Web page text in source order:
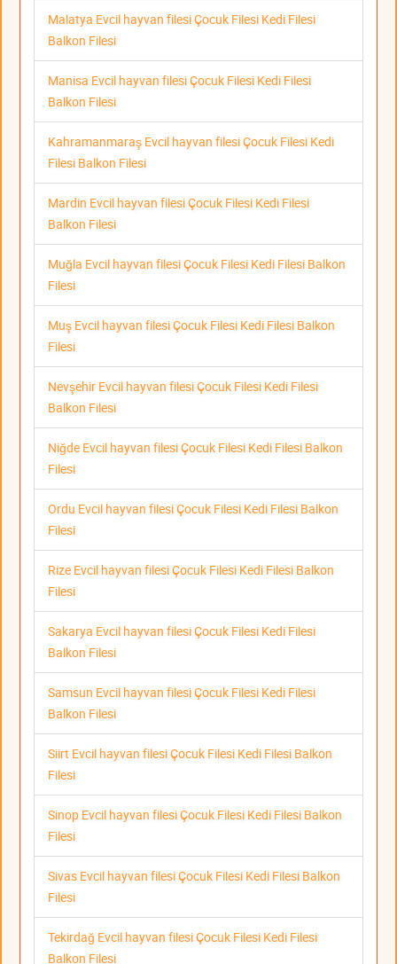
Malatya Evcil hayvan filesi Çocuk Filesi Kedi Filesi
Balkon Filesi
Manisa Evcil hayvan filesi Çocuk Filesi Kedi Filesi
Balkon Filesi
Kahramanmaraş Evcil hayvan filesi Çocuk Filesi Kedi
Filesi Balkon Filesi
Mardin Evcil hayvan filesi Çocuk Filesi Kedi Filesi
Balkon Filesi
Muğla Evcil hayvan filesi Çocuk Filesi Kedi Filesi Balkon
Filesi
Muş Evcil hayvan filesi Çocuk Filesi Kedi Filesi Balkon
Filesi
Nevşehir Evcil hayvan filesi Çocuk Filesi Kedi Filesi
Balkon Filesi
Niğde Evcil hayvan filesi Çocuk Filesi Kedi Filesi Balkon
Filesi
Ordu Evcil hayvan filesi Çocuk Filesi Kedi Filesi Balkon
Filesi
Rize Evcil hayvan filesi Çocuk Filesi Kedi Filesi Balkon
Filesi
Sakarya Evcil hayvan filesi Çocuk Filesi Kedi Filesi
Balkon Filesi
Samsun Evcil hayvan filesi Çocuk Filesi Kedi Filesi
Balkon Filesi
Siirt Evcil hayvan filesi Çocuk Filesi Kedi Filesi Balkon
Filesi
Sinop Evcil hayvan filesi Çocuk Filesi Kedi Filesi Balkon
Filesi
Sivas Evcil hayvan filesi Çocuk Filesi Kedi Filesi Balkon
Filesi
Tekirdağ Evcil hayvan filesi Çocuk Filesi Kedi Filesi
Balkon Filesi